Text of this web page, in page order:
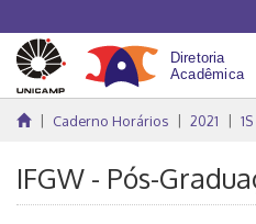
Caderno Horários 2021
IFGW - Pós-